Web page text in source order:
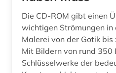
bestandsaufbau (1)
beutekunst (2)
bibel (2)
Die CD-ROM gibt einen
wichtigen Strömungen in
Malerei von der Gotik bis
Mit Bildern von rund 350
Schlüsselwerke der